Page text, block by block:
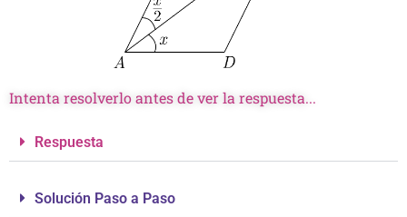
Intenta resolverlo antes de ver la respuesta...
Respuesta
Solución Paso a Paso